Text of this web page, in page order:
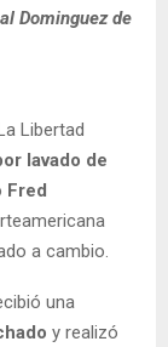
Dominguez de
Libertad
lavado de
Fred
a cambio.
una
y realizó